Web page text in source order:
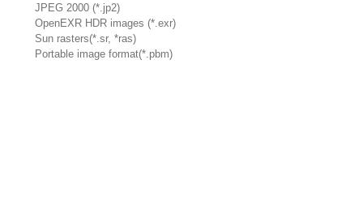
JPEG 2000 (*.jp2)
OpenEXR HDR images (*.exr)
Sun rasters(*.sr, *ras)
Portable image format(*.pbm)